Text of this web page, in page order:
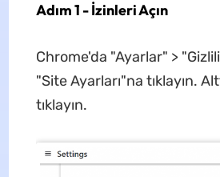
Adım 1 - İzinleri Açın
Chrome'da "Ayarlar" >
"Site Ayarları"na tıklayın.
tıklayın.